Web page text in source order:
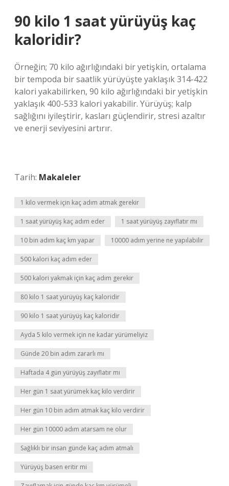
90 kilo 1 saat yürüyüş kaç
kaloridir?
Örneğin; 70 kilo ağırlığındaki bir yetişkin, ortalama
bir tempoda bir saatlik yürüyüşte yaklaşık 314-422
kalori yakabilirken, 90 kilo ağırlığındaki bir yetişkin
yaklaşık 400-533 kalori yakabilir. Yürüyüş; kalp
sağlığını iyileştirir, kasları güçlendirir, stresi azaltır
ve enerji seviyesini artırır.
Tarih: Makaleler
1 kilo vermek için kaç adım atmak gerekir
1 saat yürüyüş kaç adım eder 1 saat yürüyüş zayıflatır mı
10 bin adım kaç km yapar 10000 adım yerine ne yapılabilir
500 kalori kaç adım eder
500 kalori yakmak için kaç adım gerekir
80 kilo 1 saat yürüyüş kaç kaloridir
90 kilo 1 saat yürüyüş kaç kaloridir
Ayda 5 kilo vermek için ne kadar yürümeliyiz
Günde 20 bin adım zararlı mı
Haftada 4 gün yürüyüş zayıflatır mı
Her gün 1 saat yürümek kaç kilo verdirir
Her gün 10 bin adım atmak kaç kilo verdirir
Her gün 10000 adım atarsam ne olur
Sağlıklı bir insan günde kaç adım atmalı
Yürüyüş basen eritir mi